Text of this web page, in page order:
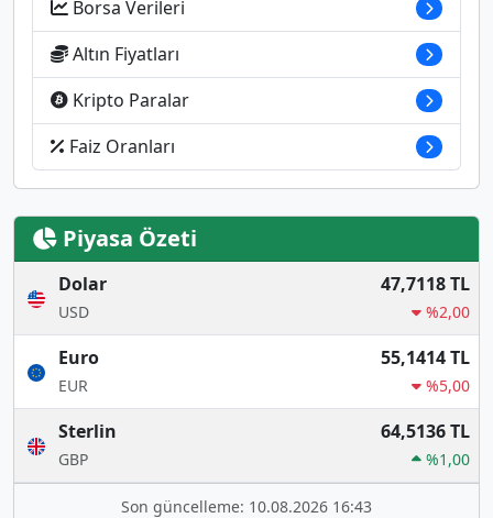
Borsa Verileri
Altın Fiyatları
Kripto Paralar
Faiz Oranları
Piyasa Özeti
Dolar
USD
47,7118 TL
%2,00
Euro
EUR
55,1414 TL
%5,00
Sterlin
GBP
64,5136 TL
%1,00
Son güncelleme: 10.08.2026 16:43